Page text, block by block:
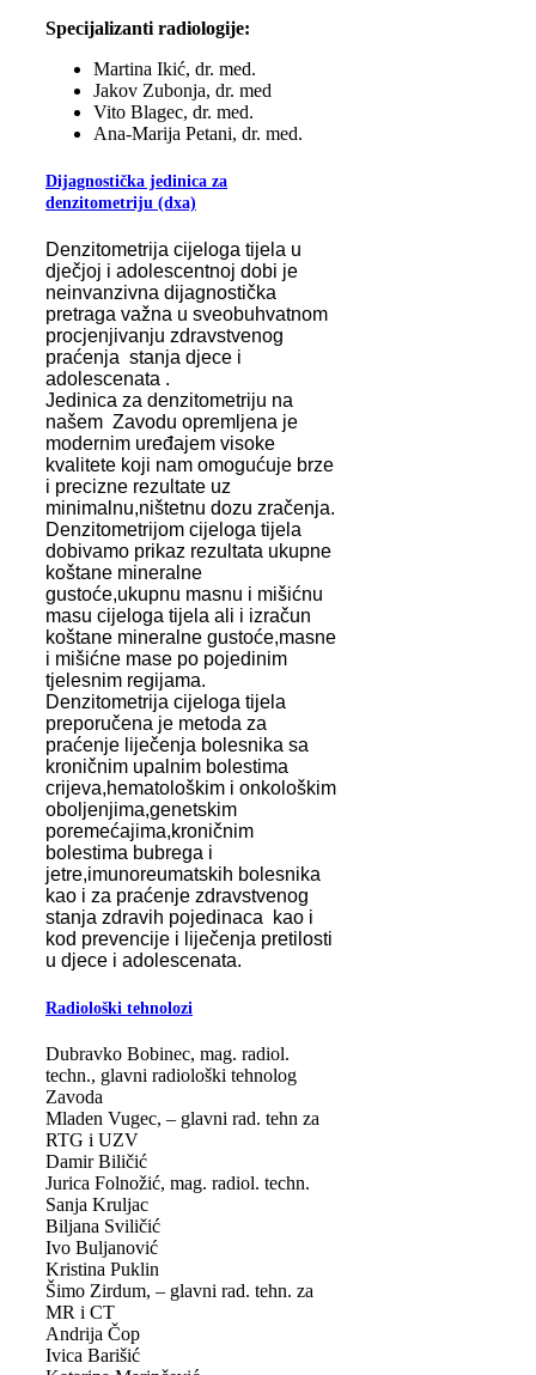
Specijalizanti radiologije:
Martina Ikić, dr. med.
Jakov Zubonja, dr. med
Vito Blagec, dr. med.
Ana-Marija Petani, dr. med.
Dijagnostička jedinica za
denzitometriju (dxa)
Denzitometrija cijeloga tijela u
dječjoj i adolescentnoj dobi je
neinvanzivna dijagnostička
pretraga važna u sveobuhvatnom
procjenjivanju zdravstvenog
praćenja stanja djece i
adolescenata .
Jedinica za denzitometriju na
našem Zavodu opremljena je
modernim uređajem visoke
kvalitete koji nam omogućuje brze
i precizne rezultate uz
minimalnu,ništetnu dozu zračenja.
Denzitometrijom cijeloga tijela
dobivamo prikaz rezultata ukupne
koštane mineralne
gustoće,ukupnu masnu i mišićnu
masu cijeloga tijela ali i izračun
koštane mineralne gustoće,masne
i mišićne mase po pojedinim
tjelesnim regijama.
Denzitometrija cijeloga tijela
preporučena je metoda za
praćenje liječenja bolesnika sa
kroničnim upalnim bolestima
crijeva,hematološkim i onkološkim
oboljenjima,genetskim
poremećajima,kroničnim
bolestima bubrega i
jetre,imunoreumatskih bolesnika
kao i za praćenje zdravstvenog
stanja zdravih pojedinaca kao i
kod prevencije i liječenja pretilosti
u djece i adolescenata.​
Radiološki tehnolozi
Dubravko Bobinec, mag. radiol.
techn., glavni radiološki tehnolog
Zavoda
Mladen Vugec, – glavni rad. tehn za
RTG i UZV
Damir Biličić
Jurica Folnožić, mag. radiol. techn.
Sanja Kruljac
Biljana Sviličić
Ivo Buljanović
Kristina Puklin
Šimo Zirdum, – glavni rad. tehn. za
MR i CT
Andrija Čop
Ivica Barišić